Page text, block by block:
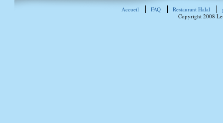
Accueil FAQ Restaurant Halal
Copyright 2008